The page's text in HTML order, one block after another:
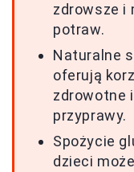
zdrowsze i
potraw.
Naturalne
oferują
zdrowotne
przyprawy.
Spożycie
dzieci